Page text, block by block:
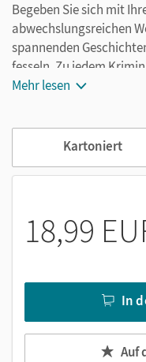
Begeben Sie sich mit
abwechslungsreichen
spannenden
fesseln. Zu jedem
Basic Level und
Selbstkontrolle.
Mehr lesen
Kartoniert
18,99
In
Auf